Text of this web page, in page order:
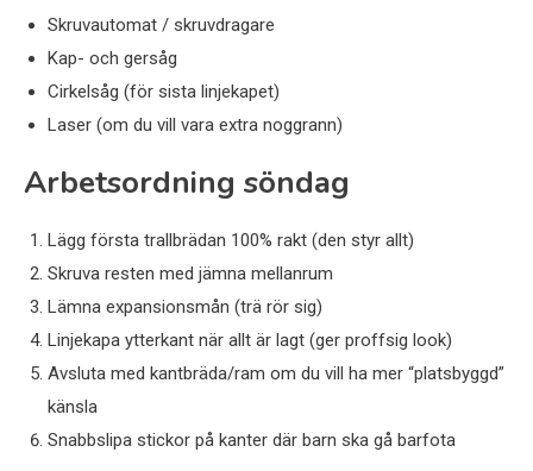
Skruvautomat / skruvdragare
Kap- och gersåg
Cirkelsåg (för sista linjekapet)
Laser (om du vill vara extra noggrann)
Arbetsordning söndag
Lägg första trallbrädan 100% rakt (den styr allt)
Skruva resten med jämna mellanrum
Lämna expansionsmån (trä rör sig)
Linjekapa ytterkant när allt är lagt (ger proffsig look)
Avsluta med kantbräda/ram om du vill ha mer “platsbyggd”
känsla
Snabbslipa stickor på kanter där barn ska gå barfota